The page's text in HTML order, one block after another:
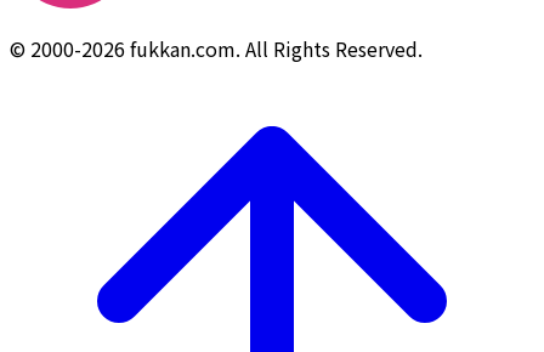
© 2000-2026 fukkan.com. All Rights Reserved.